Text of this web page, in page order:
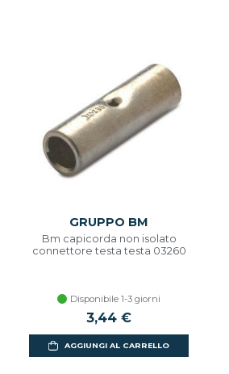
GRUPPO BM
Bm capicorda non isolato
connettore testa testa 03260
Disponibile 1-3 giorni
3,44 €
AGGIUNGI AL CARRELLO